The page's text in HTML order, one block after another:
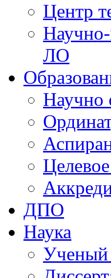
Центр
ЛО
Научно
ДПО
Наука
Ученый